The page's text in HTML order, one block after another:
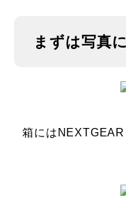
まずは写真
箱には